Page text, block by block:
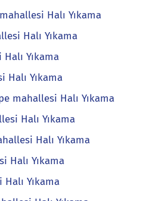
Halı Yıkama
Halı Yıkama
Yıkama
Yıkama
mahallesi Halı Yıkama
Halı Yıkama
Halı Yıkama
Halı Yıkama
Yıkama